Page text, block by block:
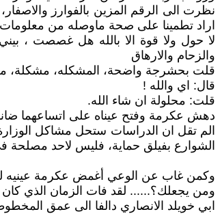
نظرت الى الرقم المزين بالفوارز
اراد تطمينا على صحة ماوصله من
لا حول ولا قوة الا بالله هل غصصت ،
والزحام والارهاق
قلت بحشرجة واضحة، المشكله، مشكلة،
قال: اي والله !
قلت: محلولة ان شاء الله.
دهش عكرمة وفتح عيناه على اتساعهما ضانا
الم تقل ان الدراسات ستحل مشاكل الوزارة
الشوارع بفيلق حماية، فليس لاحد مصلحة
وكمن غاب عن الوعي أغمض عكرمة عينيه
ومن يجعلك؟...... لقد فات الزمان الذي كان
ابي خويلد الانصاري دالفا الى عمق